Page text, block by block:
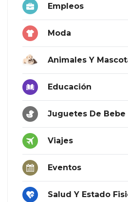
Empleos
Moda
Animales Y
Educación
Juguetes De Bebe
Viajes
Eventos
Salud Y Estado